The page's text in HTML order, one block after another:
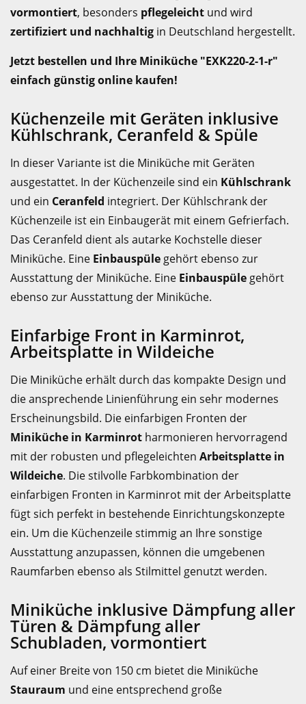
vormontiert, besonders pflegeleicht und wird
zertifiziert und nachhaltig in Deutschland hergestellt.
Jetzt bestellen und Ihre Miniküche "EXK220-2-1-r"
einfach günstig online kaufen!
Küchenzeile mit Geräten inklusive
Kühlschrank, Ceranfeld & Spüle
In dieser Variante ist die Miniküche mit Geräten
ausgestattet. In der Küchenzeile sind ein Kühlschrank
und ein Ceranfeld integriert. Der Kühlschrank der
Küchenzeile ist ein Einbaugerät mit einem Gefrierfach.
Das Ceranfeld dient als autarke Kochstelle dieser
Miniküche. Eine Einbauspüle gehört ebenso zur
Ausstattung der Miniküche. Eine Einbauspüle gehört
ebenso zur Ausstattung der Miniküche.
Einfarbige Front in Karminrot,
Arbeitsplatte in Wildeiche
Die Miniküche erhält durch das kompakte Design und
die ansprechende Linienführung ein sehr modernes
Erscheinungsbild. Die einfarbigen Fronten der
Miniküche in Karminrot harmonieren hervorragend
mit der robusten und pflegeleichten Arbeitsplatte in
Wildeiche. Die stilvolle Farbkombination der
einfarbigen Fronten in Karminrot mit der Arbeitsplatte
fügt sich perfekt in bestehende Einrichtungskonzepte
ein. Um die Küchenzeile stimmig an Ihre sonstige
Ausstattung anzupassen, können die umgebenen
Raumfarben ebenso als Stilmittel genutzt werden.
Miniküche inklusive Dämpfung aller
Türen & Dämpfung aller
Schubladen, vormontiert
Auf einer Breite von 150 cm bietet die Miniküche
Stauraum und eine entsprechend große